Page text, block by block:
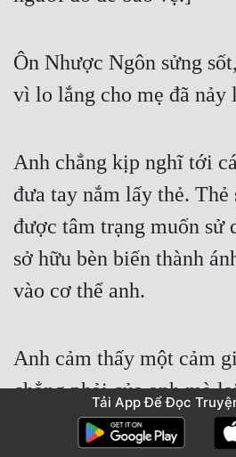
Ôn Nhược Ngôn sửng
vì lo lắng cho mẹ đã nảy
Anh chẳng kịp nghĩ tới
đưa tay nắm lấy thẻ. Thẻ
được tâm trạng muốn sử
sở hữu bèn biến thành
vào cơ thể anh.
Anh cảm thấy một cảm
chẳng phải của anh mà
người khác. Giây tiếp
Tải App Để Đọc